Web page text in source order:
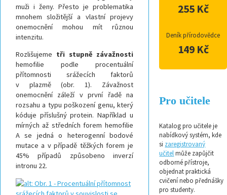
muži i ženy. Přesto je problematika
mnohem složitější a vlastní projevy
onemocnění mohou mít různou
intenzitu.
Rozlišujeme tři stupně závažnosti
hemofilie podle procentuální
přítomnosti srážecích faktorů
v plazmě (obr. 1). Závažnost
onemocnění záleží v první řadě na
rozsahu a typu poškození genu, který
kóduje příslušný protein. Například u
mírných až středních forem hemofilie
A se jedná o heterogenní bodové
mutace a v případě těžkých forem je
45% případů způsobeno inverzí
intronu 22.
255 Kč
Deník přírodovědce
149 Kč
Pro učitele
Katalog pro učitele je
nabídkový systém, kde
si zaregistrovaný
učitelmůže zapůjčit
odborné přístroje,
objednat praktická
cvičení nebo přednášky
pro studenty.